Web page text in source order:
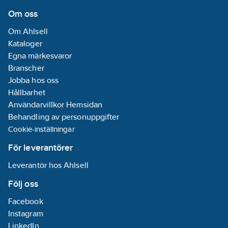
Om oss
Om Ahlsell
Kataloger
Egna märkesvaror
Branscher
Jobba hos oss
Hållbarhet
Användarvillkor Hemsidan
Behandling av personuppgifter
Cookie-inställningar
För leverantörer
Leverantör hos Ahlsell
Följ oss
Facebook
Instagram
LinkedIn